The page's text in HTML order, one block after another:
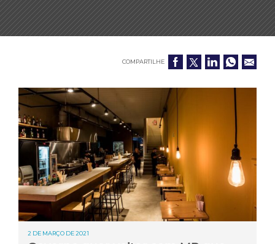
COMPARTILHE
2 DE MARÇO DE 2021